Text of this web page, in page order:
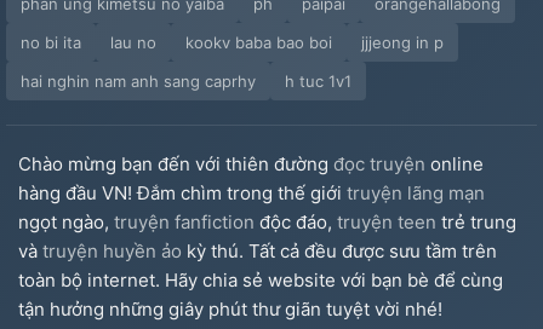
phan ung kimetsu no yaiba
ph paipai
orangehallabong
no bi ita
lau no kookv baba bao boi
jjjeong in p
hai nghin nam anh sang caprhy
h tuc 1v1
Chào mừng bạn đến với thiên đường đọc truyện online
hàng đầu VN! Đắm chìm trong thế giới truyện lãng mạn
ngọt ngào, truyện fanfiction độc đáo, truyện teen trẻ trung
và truyện huyền ảo kỳ thú. Tất cả đều được sưu tầm trên
toàn bộ internet. Hãy chia sẻ website với bạn bè để cùng
tận hưởng những giây phút thư giãn tuyệt vời nhé!